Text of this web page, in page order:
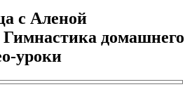
с Аленой
домашнего
уроки